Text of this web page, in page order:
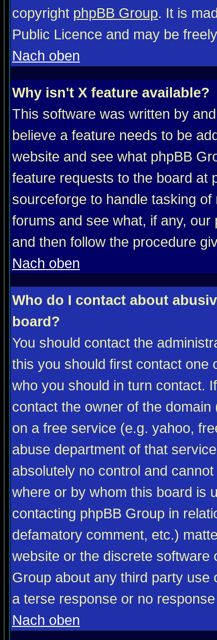
copyright phpBB Group. It is
Public Licence and may be
Nach oben
Why isn't X feature available?
This software was written by
believe a feature needs to be
website and see what phpBB
feature requests to the board at
sourceforge to handle tasking
forums and see what, if any,
and then follow the procedure
Nach oben
Who do I contact about
board?
You should contact the
this you should first contact one
who you should in turn contact.
contact the owner of the
on a free service (e.g. yahoo,
abuse department of that
absolutely no control and
where or by whom this board is
contacting phpBB Group in
defamatory comment, etc.)
website or the discrete software
Group about any third party
a terse response or no
Nach oben